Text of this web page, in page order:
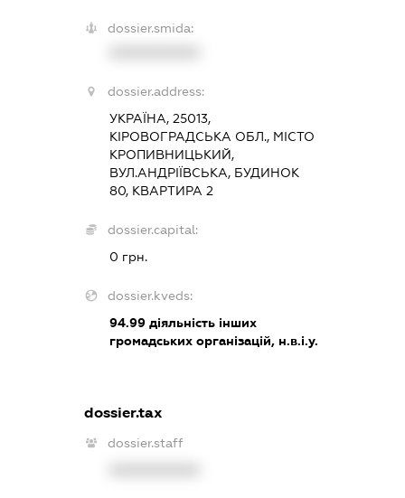
dossier.smida:
dossier.address:
УКРАЇНА, 25013,
КІРОВОГРАДСЬКА ОБЛ., МІСТО
КРОПИВНИЦЬКИЙ,
ВУЛ.АНДРІЇВСЬКА, БУДИНОК
80, КВАРТИРА 2
dossier.capital:
0 грн.
dossier.kveds:
94.99 діяльність інших
громадських організацій, н.в.і.у.
dossier.tax
dossier.staff